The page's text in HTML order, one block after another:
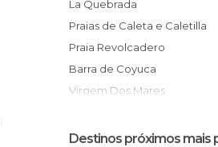
La Quebrada
Praias de Caleta e Caletilla
Praia Revolcadero
Barra de Coyuca
Virgem Dos Mares
Praia Pie De La Cuesta
Destinos próximos mais